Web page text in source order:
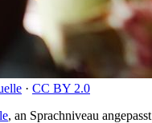
· CC BY 2.0
, an Sprachniveau angepasst